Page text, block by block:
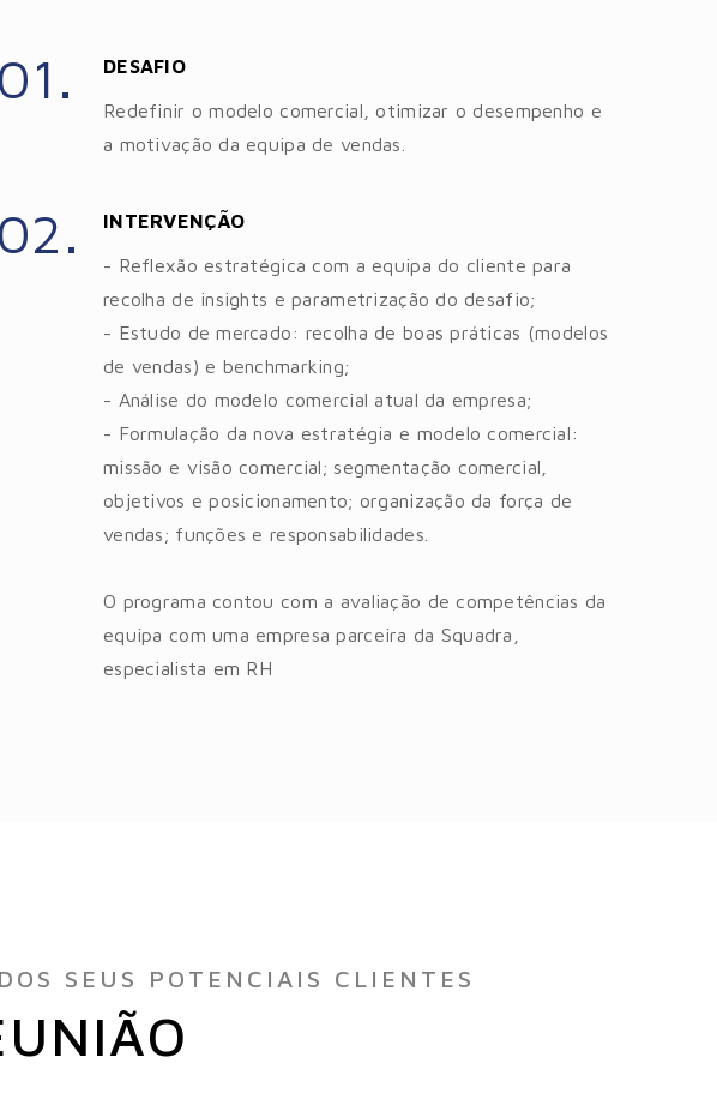
01. DESAFIO
Redefinir o modelo comercial, otimizar o desempenho e
a motivação da equipa de vendas.
02. INTERVENÇÃO
- Reflexão estratégica com a equipa do cliente para
recolha de insights e parametrização do desafio;
- Estudo de mercado: recolha de boas práticas (modelos
de vendas) e benchmarking;
- Análise do modelo comercial atual da empresa;
- Formulação da nova estratégia e modelo comercial:
missão e visão comercial; segmentação comercial,
objetivos e posicionamento; organização da força de
vendas; funções e responsabilidades.
O programa contou com a avaliação de competências da
equipa com uma empresa parceira da Squadra,
especialista em RH
SEUS POTENCIAIS CLIENTES